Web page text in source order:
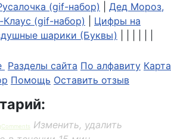
(gif-набор)
Дед Мороз,
Клаус (gif-набор)
Цифры на
шарики (Буквы)
Разделы сайта По алфавиту Карта
Помощь Оставить отзыв
Изменить, удалить